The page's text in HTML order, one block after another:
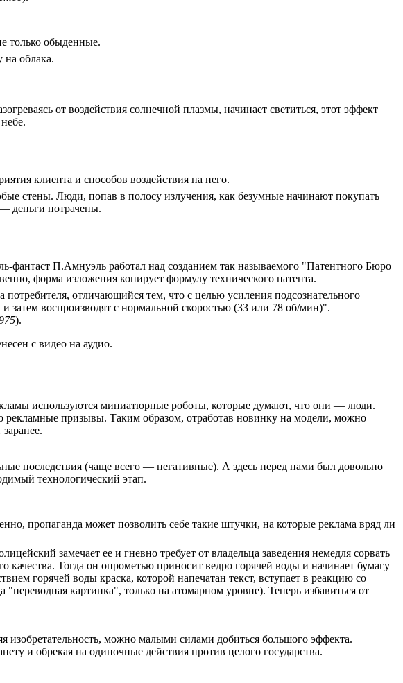
только обыденные.
облака.
от воздействия солнечной плазмы, начинает светиться, этот эффект
клиента и способов воздействия на него.
стены. Люди, попав в полосу излучения, как безумные начинают покупать
— деньги потрачены.
П.Амнуэль работал над созданием так называемого "Патентного Бюро
форма изложения копирует формулу технического патента.
отличающийся тем, что с целью усиления подсознательного
затем воспроизводят с нормальной скоростью (33 или 78 об/мин)".
).
с видео на аудио.
используются миниатюрные роботы, которые думают, что они — люди.
призывы. Таким образом, отработав новинку на модели, можно
последствия (чаще всего — негативные). А здесь перед нами был довольно
технологический этап.
пропаганда может позволить себе такие штучки, на которые реклама вряд ли
замечает ее и гневно требует от владельца заведения немедля сорвать
Тогда он опрометью приносит ведро горячей воды и начинает бумагу
горячей воды краска, которой напечатан текст, вступает в реакцию со
"переводная картинка", только на атомарном уровне). Теперь избавиться от
изобретательность, можно малыми силами добиться большого эффекта.
и обрекая на одиночные действия против целого государства.